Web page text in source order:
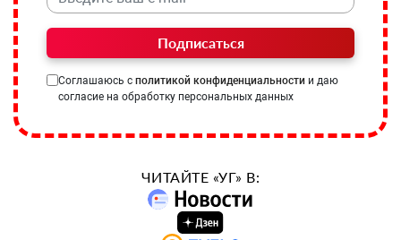
Подписаться
Соглашаюсь с политикой конфиденциальности и даю
согласие на обработку персональных данных
ЧИТАЙТЕ «УГ» В: